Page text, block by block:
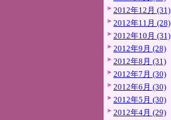
2012年12月 (31)
2012年11月 (28)
2012年10月 (31)
2012年9月 (28)
2012年8月 (31)
2012年7月 (30)
2012年6月 (30)
2012年5月 (30)
2012年4月 (29)